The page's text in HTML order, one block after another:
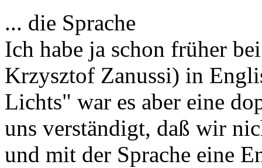
... die Sprache
Ich habe ja schon früher
Krzysztof Zanussi) in
Lichts" war es aber eine
uns verständigt, daß wir
und mit der Sprache eine